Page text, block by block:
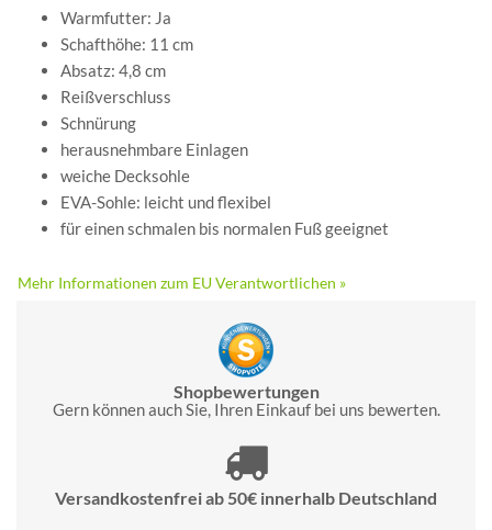
Warmfutter: Ja
Schafthöhe: 11 cm
Absatz: 4,8 cm
Reißverschluss
Schnürung
herausnehmbare Einlagen
weiche Decksohle
EVA-Sohle: leicht und flexibel
für einen schmalen bis normalen Fuß geeignet
Mehr Informationen zum EU Verantwortlichen »
Shopbewertungen
Gern können auch Sie, Ihren Einkauf bei uns bewerten.
Versandkostenfrei ab 50€ innerhalb Deutschland